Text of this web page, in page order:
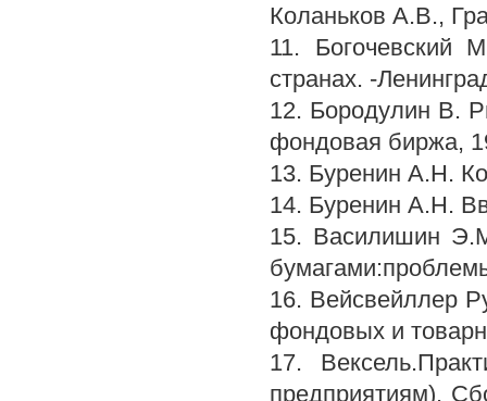
Коланьков А.В.,
11. Богочевский
странах. -
12. Бородулин В.
фондовая биржа,
13. Буренин А.Н.
14. Буренин А.Н.
15. Василишин
16. Вейсвейллер
фондовых и
17.
предприятиям).